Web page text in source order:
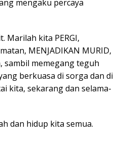
mengaku percaya
Marilah kita PERGI,
MENJADIKAN MURID,
sambil memegang teguh
berkuasa di sorga dan di
kita, sekarang dan selama-
dan hidup kita semua.